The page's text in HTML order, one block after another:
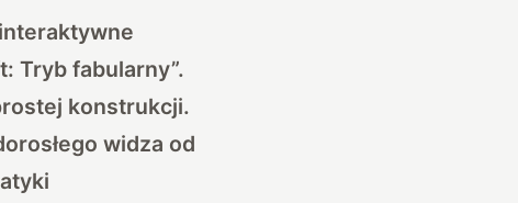
Tryb fabularny”.
konstrukcji.
widza od